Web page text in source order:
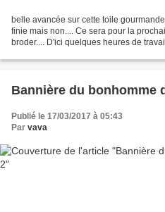
belle avancée sur cette toile
finie mais non.... Ce sera pour la
broder.... D'ici quelques heures de
Bannière du bonhomme
Publié le 17/03/2017 à 05:43
Par vava